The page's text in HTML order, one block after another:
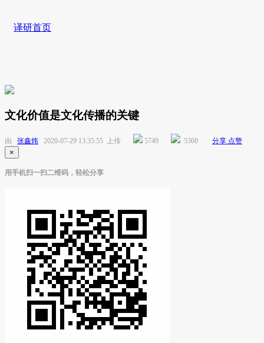
译研首页
文化价值是文化传播的关键
由 张鑫炜 2020-07-29 13:35:55 上传 5749 5360 分享 点赞
×
用手机扫一扫二维码，轻松分享